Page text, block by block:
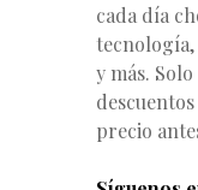
cada día
y más.
precio